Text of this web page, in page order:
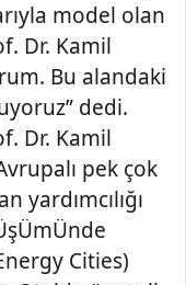
model olan
Dr. Kamil
Bu alandaki
dedi.
Dr. Kamil
pek çok
yardımcılığı
Cities)